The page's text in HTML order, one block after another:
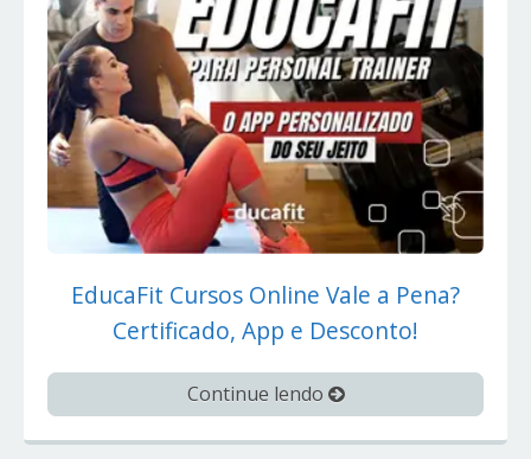
EducaFit Cursos Online Vale a Pena?
Certificado, App e Desconto!
Continue lendo